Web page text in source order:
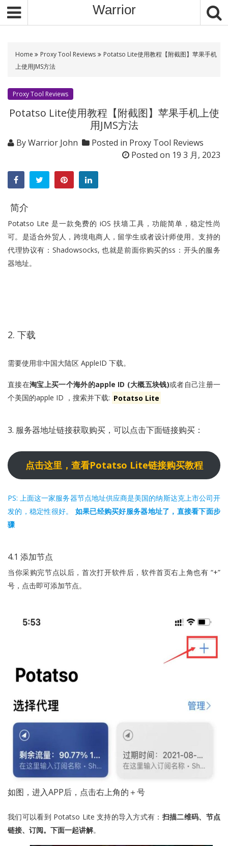
Warrior
Home Proxy Tool Reviews
Potatso Lite使用教程【附截图】苹果手机
上使用JMS方法
Proxy Tool Reviews
Potatso Lite使用教程【附截图】苹果手机上使
用JMS方法
ByWarrior John Posted in Proxy Tool Reviews
Posted on 19 3 月, 2023
简介
Potatso Lite 是一款免费的 iOS 扶墙工具，功能简单，稳定性尚
可。是适合外贸人，跨境电商人，留学生或者设计师使用。支持的
代理协议有：Shadowsocks, 也就是前面你购买的ss：开头的服务
器地址。
2. 下载
需要使用非中国大陆区 AppleID 下载。
直接在淘宝上买一个海外的apple ID (大概五块钱)或者自己注册一
个美国的apple ID ，搜索并下载: Potatso Lite
3. 服务器地址链接获取购买，可以点击下面链接购买：
点击这里，查看Potatso Lite链接购买教程
PS: 上面这一家服务器节点地址供应商是美国的纳斯达克上市公司开
发的，稳定性很好。 如果已经购买好服务器地址了，直接看下面步
骤
4.1 添加节点
当你采购完节点以后，首次打开软件后，软件首页右上角也有 “+”
号，点击即可添加节点。
如图，进入APP后，点击右上角的＋号
我们可以看到 Potatso Lite 支持的导入方式有： 扫描二维码、节点
链接、订阅。下面一起讲解。